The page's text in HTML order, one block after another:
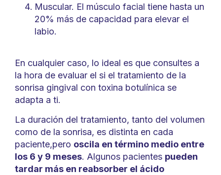
Muscular. El músculo facial tiene hasta un
20% más de capacidad para elevar el
labio.
En cualquier caso, lo ideal es que consultes a
la hora de evaluar el si el tratamiento de la
sonrisa gingival con toxina botulínica se
adapta a ti.
La duración del tratamiento, tanto del volumen
como de la sonrisa, es distinta en cada
paciente,pero oscila en término medio entre
los 6 y 9 meses. Algunos pacientes pueden
tardar más en reabsorber el ácido